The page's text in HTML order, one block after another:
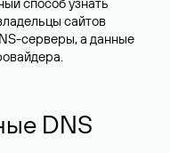
сайтов
серверы, а данные
DNS